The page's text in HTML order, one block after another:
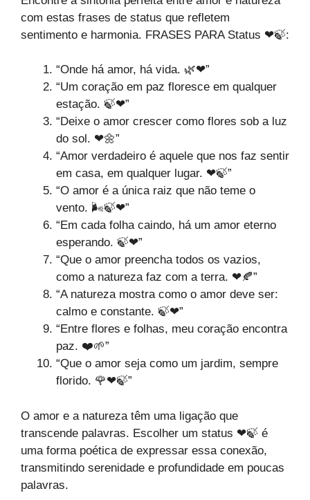
com estas frases de status que refletem
sentimento e harmonia. FRASES PARA Status ❤🍃:
“Onde há amor, há vida. 🌿❤”
“Um coração em paz floresce em qualquer
estação. 🍃❤”
“Deixe o amor crescer como flores sob a luz
do sol. ❤🌼”
“Amor verdadeiro é aquele que nos faz sentir
em casa, em qualquer lugar. ❤🍃”
“O amor é a única raiz que não teme o
vento. 🌬🍃❤”
“Em cada folha caindo, há um amor eterno
esperando. 🍃❤”
“Que o amor preencha todos os vazios,
como a natureza faz com a terra. ❤🍂”
“A natureza mostra como o amor deve ser:
calmo e constante. 🍃❤”
“Entre flores e folhas, meu coração encontra
paz. ❤️🌱”
“Que o amor seja como um jardim, sempre
florido. 🌹❤🍃”
O amor e a natureza têm uma ligação que
transcende palavras. Escolher um status ❤🍃 é
uma forma poética de expressar essa conexão,
transmitindo serenidade e profundidade em poucas
palavras.